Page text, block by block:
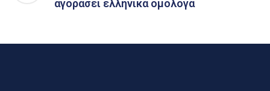
αγοράσει ελληνικά ομόλογα